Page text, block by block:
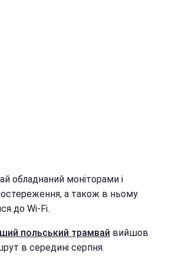
обладнаний моніторами і
а також в ньому
до Wi-Fi.
польський трамвай вийшов
в середині серпня.